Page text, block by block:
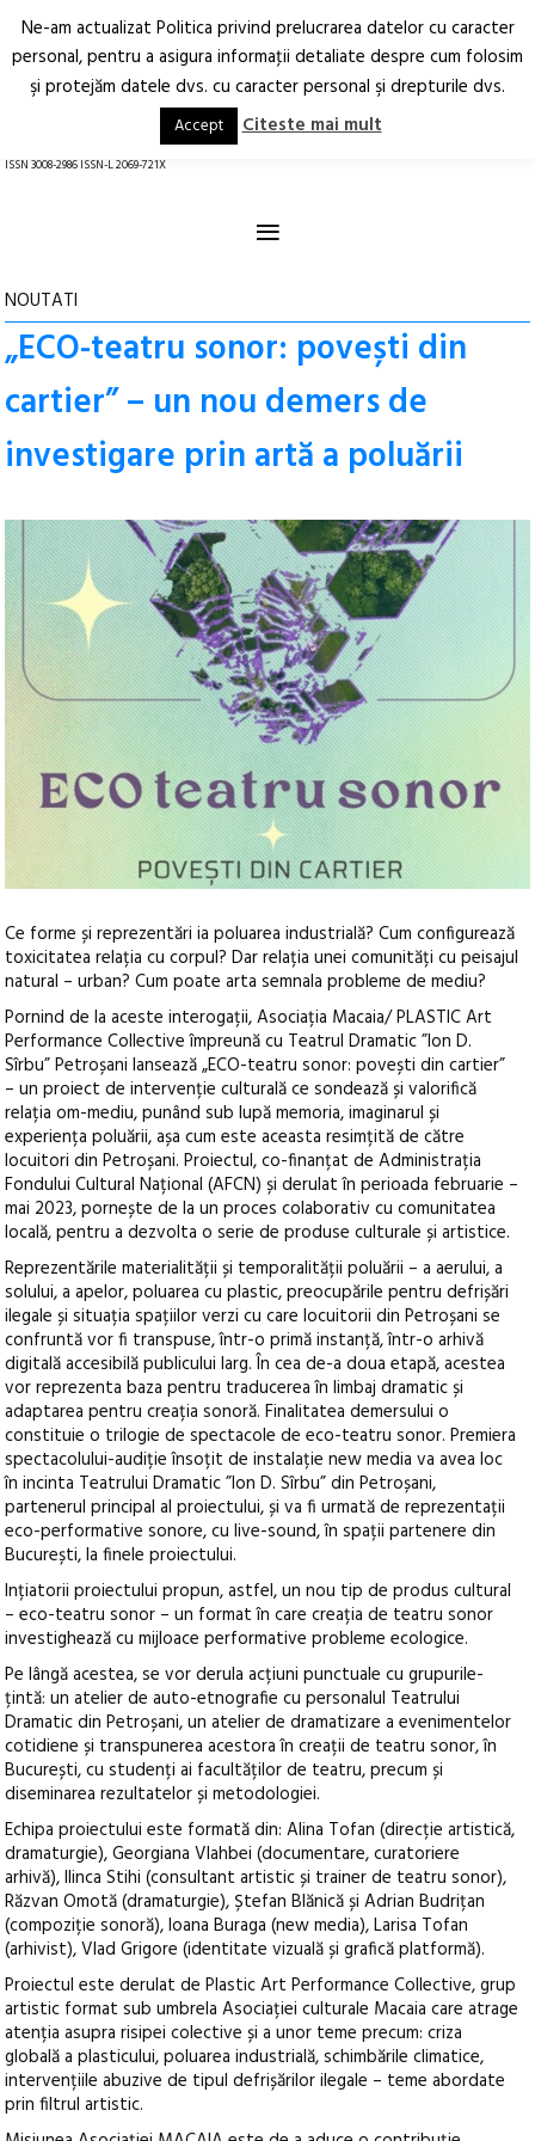
Arhitectură.
Oraș.
RO EN
ISSN 3008-2986 ISSN-L 2069-721X
≡
NOUTATI
„ECO-teatru sonor: povești din
cartier” – un nou demers de
investigare prin artă a poluării
Ce forme și reprezentări ia poluarea industrială? Cum configurează
toxicitatea relația cu corpul? Dar relația unei comunități cu peisajul
natural – urban? Cum poate arta semnala probleme de mediu?
Pornind de la aceste interogații, Asociația Macaia/ PLASTIC Art
Performance Collective împreună cu Teatrul Dramatic ”Ion D.
Sîrbu” Petroșani lansează „ECO-teatru sonor: povești din cartier”
– un proiect de intervenție culturală ce sondează și valorifică
relația om-mediu, punând sub lupă memoria, imaginarul și
experiența poluării, așa cum este aceasta resimțită de către
locuitori din Petroșani. Proiectul, co-finanțat de Administrația
Fondului Cultural Național (AFCN) și derulat în perioada februarie –
mai 2023, pornește de la un proces colaborativ cu comunitatea
locală, pentru a dezvolta o serie de produse culturale și artistice.
Reprezentările materialității și temporalității poluării – a aerului, a
solului, a apelor, poluarea cu plastic, preocupările pentru defrișări
ilegale și situația spațiilor verzi cu care locuitorii din Petroșani se
confruntă vor fi transpuse, într-o primă instanță, într-o arhivă
digitală accesibilă publicului larg. În cea de-a doua etapă, acestea
vor reprezenta baza pentru traducerea în limbaj dramatic și
adaptarea pentru creația sonoră. Finalitatea demersului o
constituie o trilogie de spectacole de eco-teatru sonor. Premiera
spectacolului-audiție însoțit de instalație new media va avea loc
în incinta Teatrului Dramatic ”Ion D. Sîrbu” din Petroșani,
partenerul principal al proiectului, și va fi urmată de reprezentații
eco-performative sonore, cu live-sound, în spații partenere din
București, la finele proiectului.
Ințiatorii proiectului propun, astfel, un nou tip de produs cultural
– eco-teatru sonor – un format în care creația de teatru sonor
investighează cu mijloace performative probleme ecologice.
Pe lângă acestea, se vor derula acțiuni punctuale cu grupurile-
țintă: un atelier de auto-etnografie cu personalul Teatrului
Dramatic din Petroșani, un atelier de dramatizare a evenimentelor
cotidiene și transpunerea acestora în creații de teatru sonor, în
București, cu studenți ai facultăților de teatru, precum și
diseminarea rezultatelor și metodologiei.
Echipa proiectului este formată din: Alina Tofan (direcție artistică,
dramaturgie), Georgiana Vlahbei (documentare, curatoriere
arhivă), Ilinca Stihi (consultant artistic și trainer de teatru sonor),
Răzvan Omotă (dramaturgie), Ștefan Blănică și Adrian Budrițan
(compoziție sonoră), Ioana Buraga (new media), Larisa Tofan
(arhivist), Vlad Grigore (identitate vizuală și grafică platformă).
Proiectul este derulat de Plastic Art Performance Collective, grup
artistic format sub umbrela Asociației culturale Macaia care atrage
atenția asupra risipei colective și a unor teme precum: criza
globală a plasticului, poluarea industrială, schimbările climatice,
intervențiile abuzive de tipul defrișărilor ilegale – teme abordate
prin filtrul artistic.
Ne-am actualizat Politica privind prelucrarea datelor cu caracter
personal, pentru a asigura informaţii detaliate despre cum folosim
şi protejăm datele dvs. cu caracter personal şi drepturile dvs.
Accept Citeste mai mult